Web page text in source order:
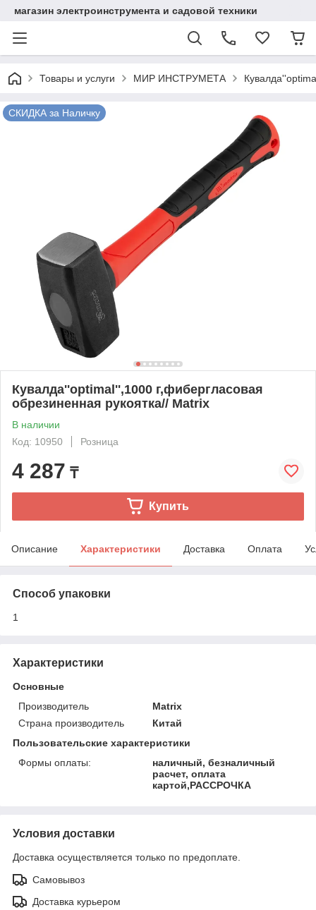
магазин электроинструмента и садовой техники
Товары и услуги МИР ИНСТРУМЕТА
СКИДКА за Наличку
Кувалда''optimal'',1000 г,фибергласовая
обрезиненная рукоятка// Matrix
В наличии
Код: 10950
Розница
4 287 ₸
Купить
Описание Характеристики Доставка Оплата
Способ упаковки
1
Характеристики
Основные
Производитель
Matrix
Страна производитель
Китай
Пользовательские характеристики
Формы оплаты:
наличный, безналичный
расчет, оплата
картой,РАССРОЧКА
Условия доставки
Доставка осуществляется только по предоплате.
Самовывоз
Доставка курьером